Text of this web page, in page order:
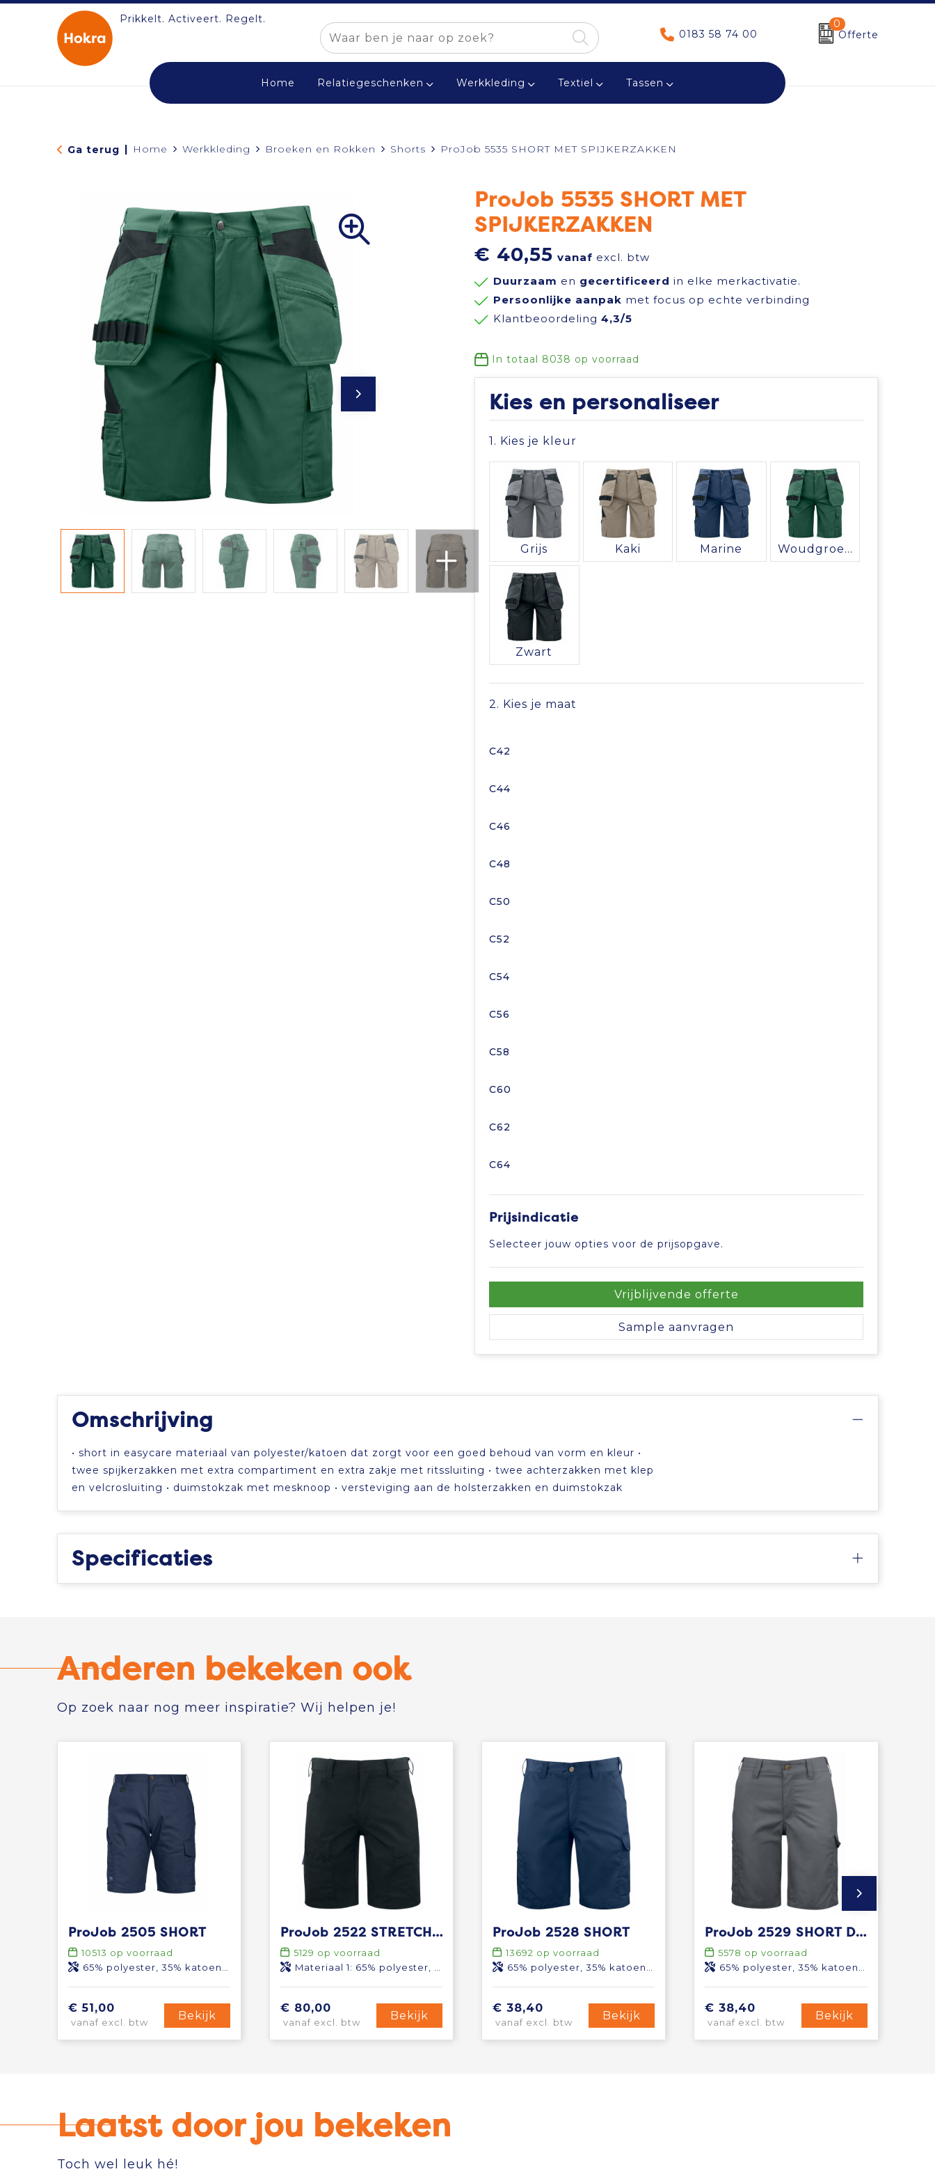
Prikkelt. Activeert. Regelt.
0183 58 74 00
0
Offerte
Home Relatiegeschenken Werkkleding Textiel Tassen
Ga terug | Home Werkkleding Broeken en Rokken Shorts ProJob 5535 SHORT MET SPIJKERZAKKEN
ProJob 5535 SHORT MET
SPIJKERZAKKEN
€ 40,55 vanaf excl. btw
Duurzaam en gecertificeerd in elke merkactivatie.
Persoonlijke aanpak met focus op echte verbinding
Klantbeoordeling 4,3/5
In totaal 8038 op voorraad
Kies en personaliseer
1. Kies je kleur
Grijs Kaki Marine Woudgroen
Zwart
2. Kies je maat
C42
C44
C46
C48
C50
C52
C54
C56
C58
C60
C62
C64
Prijsindicatie
Selecteer jouw opties voor de prijsopgave.
Vrijblijvende offerte
Sample aanvragen
Omschrijving
• short in easycare materiaal van polyester/katoen dat zorgt voor een goed behoud van vorm en kleur •
twee spijkerzakken met extra compartiment en extra zakje met ritssluiting • twee achterzakken met klep
en velcrosluiting • duimstokzak met mesknoop • versteviging aan de holsterzakken en duimstokzak
Specificaties
Anderen bekeken ook
Op zoek naar nog meer inspiratie? Wij helpen je!
ProJob 2505 SHORT
10513 op voorraad
65% polyester, 35% katoen, 245 g/m²
€ 51,00
vanaf excl. btw
Bekijk
ProJob 2522 STRETCHSHORT
5129 op voorraad
Materiaal 1: 65% polyester, 35% katoen, 230 g/m² | Materiaal 2: 91,5% nylon, 8,5% spandex, 245 g/m²
€ 80,00
vanaf excl. btw
Bekijk
ProJob 2528 SHORT
13692 op voorraad
65% polyester, 35% katoen, 245 g/m²
€ 38,40
vanaf excl. btw
Bekijk
ProJob 2529 SHORT DAMES
5578 op voorraad
65% polyester, 35% katoen, 245 g/m²
€ 38,40
vanaf excl. btw
Bekijk
Laatst door jou bekeken
Toch wel leuk hé!